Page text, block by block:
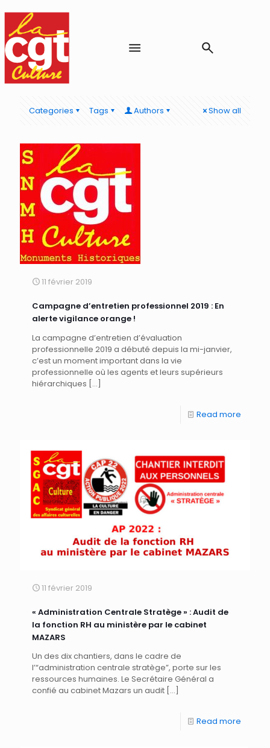
Categories Tags Authors Show all
11 février 2019
Campagne d’entretien professionnel 2019 : En
alerte vigilance orange !
La campagne d’entretien d’évaluation
professionnelle 2019 a débuté depuis la mi-janvier,
c’est un moment important dans la vie
professionnelle où les agents et leurs supérieurs
hiérarchiques […]
Read more
11 février 2019
« Administration Centrale Stratège » : Audit de
la fonction RH au ministère par le cabinet
MAZARS
Un des dix chantiers, dans le cadre de
l’“administration centrale stratège”, porte sur les
ressources humaines. Le Secrétaire Général a
confié au cabinet Mazars un audit […]
Read more